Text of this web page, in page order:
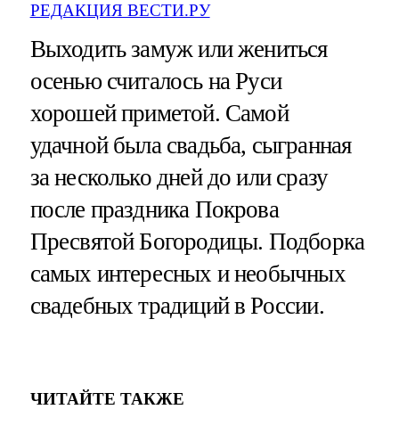
РЕДАКЦИЯ ВЕСТИ.РУ
Выходить замуж или жениться
осенью считалось на Руси
хорошей приметой. Самой
удачной была свадьба, сыгранная
за несколько дней до или сразу
после праздника Покрова
Пресвятой Богородицы. Подборка
самых интересных и необычных
свадебных традиций в России.
ЧИТАЙТЕ ТАКЖЕ